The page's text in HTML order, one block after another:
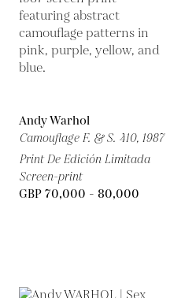
Andy Warhol
Camouflage F. & S. 410, 1987
Print De Edición Limitada
Screen-print
GBP 70,000 - 80,000